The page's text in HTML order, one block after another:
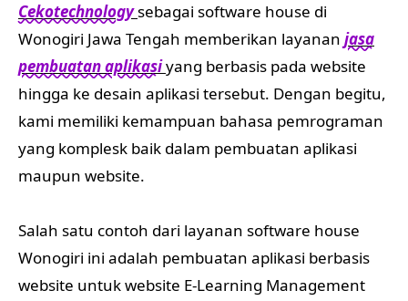
Cekotechnologysebagai software house di
Wonogiri Jawa Tengah memberikan layanan jasa
pembuatan aplikasiyang berbasis pada website
hingga ke desain aplikasi tersebut. Dengan begitu,
kami memiliki kemampuan bahasa pemrograman
yang komplesk baik dalam pembuatan aplikasi
maupun website.
Salah satu contoh dari layanan software house
Wonogiri ini adalah pembuatan aplikasi berbasis
website untuk website E-Learning Management